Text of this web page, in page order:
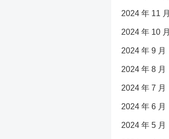
2024 年 11 月
2024 年 10 月
2024 年 9 月
2024 年 8 月
2024 年 7 月
2024 年 6 月
2024 年 5 月